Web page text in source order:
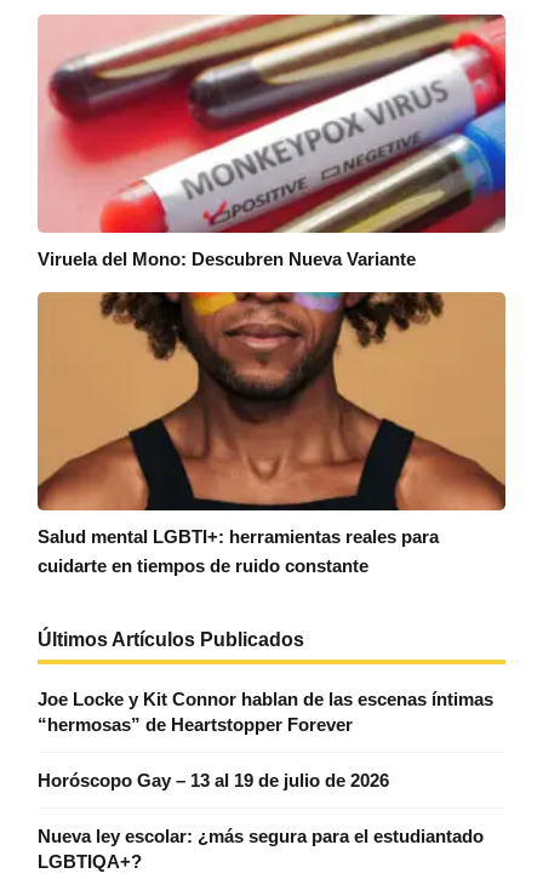
Viruela del Mono: Descubren Nueva Variante
Salud mental LGBTI+: herramientas reales para
cuidarte en tiempos de ruido constante
Últimos Artículos Publicados
Joe Locke y Kit Connor hablan de las escenas íntimas
“hermosas” de Heartstopper Forever
Horóscopo Gay – 13 al 19 de julio de 2026
Nueva ley escolar: ¿más segura para el estudiantado
LGBTIQA+?